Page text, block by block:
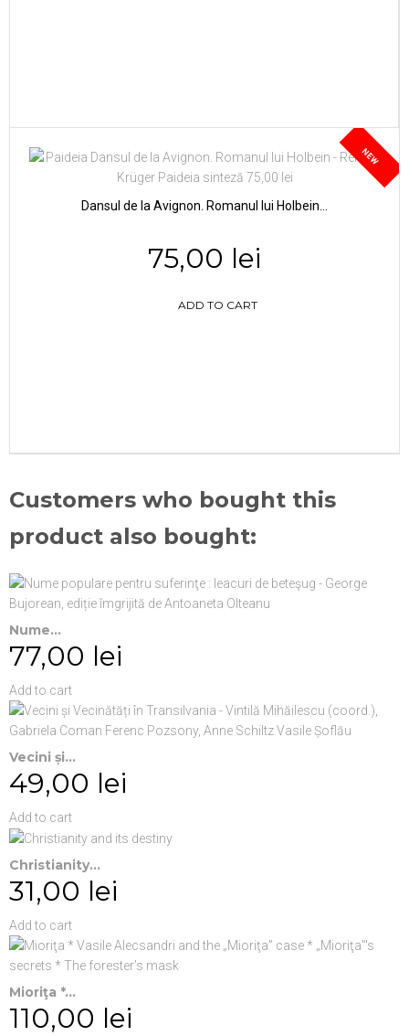
NEW
Dansul de la Avignon. Romanul lui Holbein...
75,00 lei
ADD TO CART
Customers who bought this
product also bought:
Nume...
77,00 lei
Add to cart
Vecini și...
49,00 lei
Add to cart
Christianity...
31,00 lei
Add to cart
Mioriţa *...
110,00 lei